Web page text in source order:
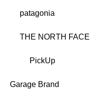
patagonia
THE NORTH FACE
PickUp
Garage Brand